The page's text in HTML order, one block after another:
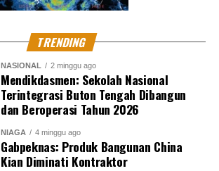
TRENDING
NASIONAL 2 minggu ago
Mendikdasmen: Sekolah Nasional
Terintegrasi Buton Tengah Dibangun
dan Beroperasi Tahun 2026
NIAGA 4 minggu ago
Gabpeknas: Produk Bangunan China
Kian Diminati Kontraktor